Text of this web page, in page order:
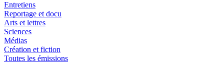
Entretiens
Reportage et docu
Arts et lettres
Sciences
Médias
Création et fiction
Toutes les émissions